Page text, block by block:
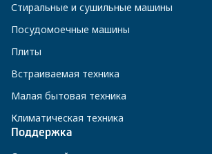
Стиральные и сушильные машины
Посудомоечные машины
Плиты
Встраиваемая техника
Малая бытовая техника
Климатическая техника
Поддержка